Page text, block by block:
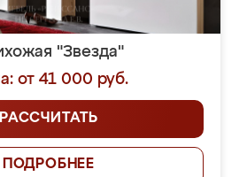
"Звезда"
от 41 000 руб.
РАССЧИТАТЬ
ПОДРОБНЕЕ